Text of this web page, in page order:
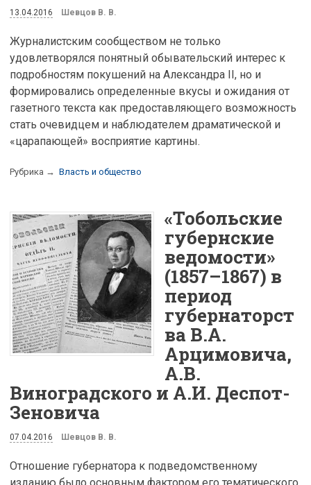
13.04.2016 Шевцов В. В.
Журналистским сообществом не только
удовлетворялся понятный обывательский интерес к
подробностям покушений на Александра II, но и
формировались определенные вкусы и ожидания от
газетного текста как предоставляющего возможность
стать очевидцем и наблюдателем драматической и
«царапающей» восприятие картины.
Рубрика → Власть и общество
«Тобольские
губернские
ведомости»
(1857–1867) в
период
губернаторст
ва В.А.
Арцимовича,
А.В.
Виноградского и А.И. Деспот-
Зеновича
07.04.2016 Шевцов В. В.
Отношение губернатора к подведомственному